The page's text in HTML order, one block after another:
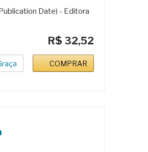
Date) - Editora
R$ 32,52
COMPRAR